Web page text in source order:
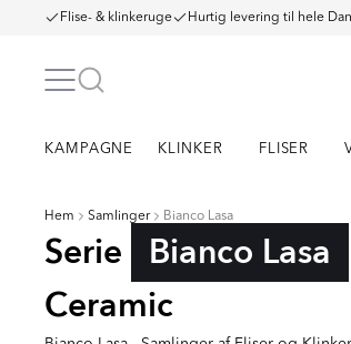
Flise- & klinkeruge Hurtig levering til hele
KAMPAGNE KLINKER FLISER
Hem Samlinger Bianco Lasa
Serie Bianco Lasa
Ceramic